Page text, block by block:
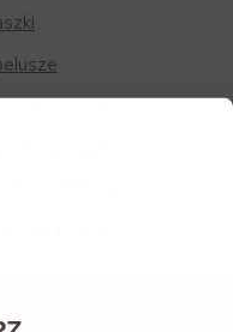
damskie